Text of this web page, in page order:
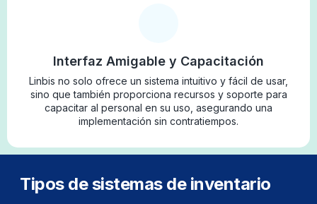
Interfaz Amigable y Capacitación
Linbis no solo ofrece un sistema intuitivo y fácil de usar,
sino que también proporciona recursos y soporte para
capacitar al personal en su uso, asegurando una
implementación sin contratiempos.
Tipos de sistemas de inventario